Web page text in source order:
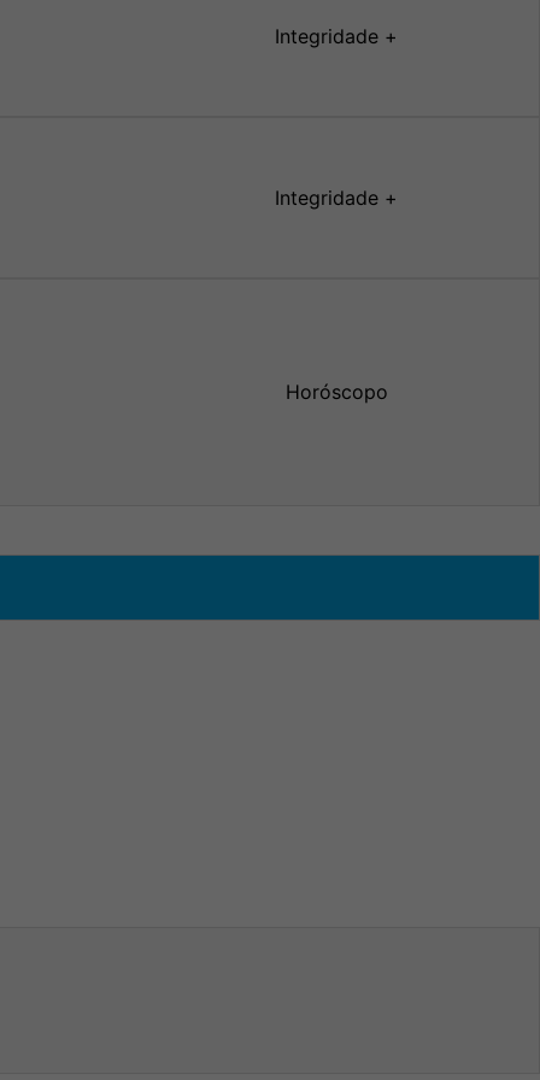
Integridade +
Integridade +
Horóscopo